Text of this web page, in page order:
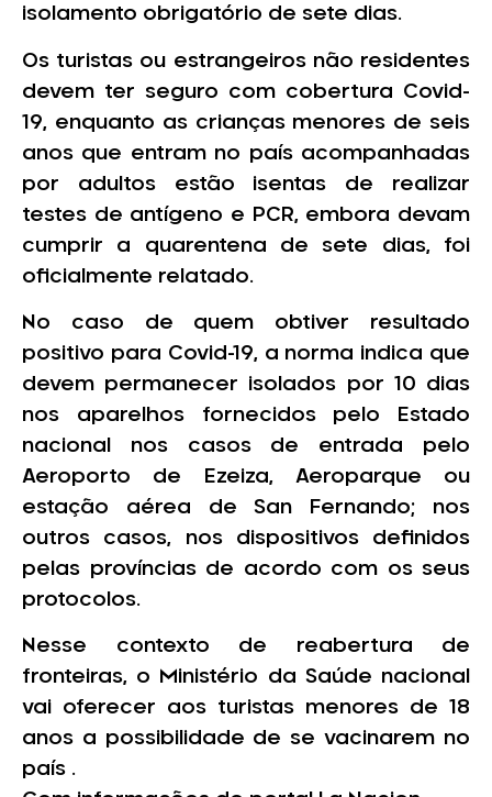
isolamento obrigatório de sete dias.
Os turistas ou estrangeiros não residentes
devem ter seguro com cobertura Covid-
19, enquanto as crianças menores de seis
anos que entram no país acompanhadas
por adultos estão isentas de realizar
testes de antígeno e PCR, embora devam
cumprir a quarentena de sete dias, foi
oficialmente relatado.
No caso de quem obtiver resultado
positivo para Covid-19, a norma indica que
devem permanecer isolados por 10 dias
nos aparelhos fornecidos pelo Estado
nacional nos casos de entrada pelo
Aeroporto de Ezeiza, Aeroparque ou
estação aérea de San Fernando; nos
outros casos, nos dispositivos definidos
pelas províncias de acordo com os seus
protocolos.
Nesse contexto de reabertura de
fronteiras, o Ministério da Saúde nacional
vai oferecer aos turistas menores de 18
anos a possibilidade de se vacinarem no
país .